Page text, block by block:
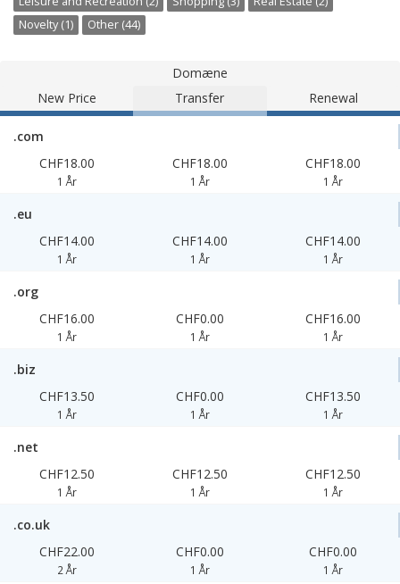
Novelty (1)
Other (44)
Domæne
New Price
Transfer Renewal
.com
CHF18.00
1 År
CHF18.00
1 År
CHF18.00
1 År
.eu
CHF14.00
1 År
CHF14.00
1 År
CHF14.00
1 År
.org
CHF16.00
1 År
CHF0.00
1 År
CHF16.00
1 År
.biz
CHF13.50
1 År
CHF0.00
1 År
CHF13.50
1 År
.net
CHF12.50
1 År
CHF12.50
1 År
CHF12.50
1 År
.co.uk
CHF22.00
2 År
CHF0.00
1 År
CHF0.00
1 År